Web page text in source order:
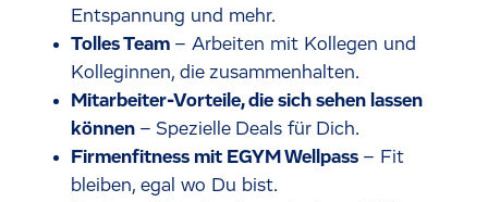
Entspannung und mehr.
Tolles Team – Arbeiten mit Kollegen und
Kolleginnen, die zusammenhalten.
Mitarbeiter-Vorteile, die sich sehen lassen
können – Spezielle Deals für Dich.
Firmenfitness mit EGYM Wellpass – Fit
bleiben, egal wo Du bist.